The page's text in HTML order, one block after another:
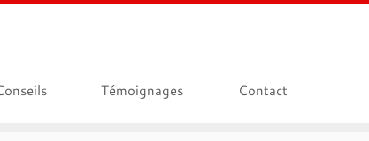
Témoignages Contact